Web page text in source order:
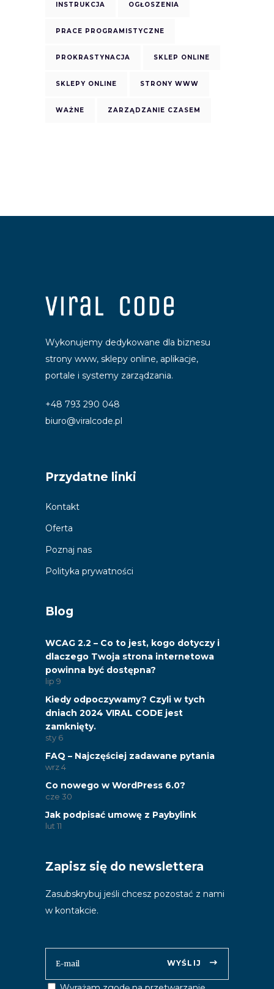
INSTRUKCJA OGŁOSZENIA
PRACE PROGRAMISTYCZNE
PROKRASTYNACJA SKLEP ONLINE
SKLEPY ONLINE STRONY WWW
WAŻNE ZARZĄDZANIE CZASEM
Wykonujemy dedykowane dla biznesu
strony www, sklepy online, aplikacje,
portale i systemy zarządzania.
+48 793 290 048
biuro@viralcode.pl
Przydatne linki
Kontakt
Oferta
Poznaj nas
Polityka prywatności
Blog
WCAG 2.2 – Co to jest, kogo dotyczy i
dlaczego Twoja strona internetowa
powinna być dostępna?
lip 9
Kiedy odpoczywamy? Czyli w tych
dniach 2024 VIRAL CODE jest
zamknięty.
sty 6
FAQ – Najczęściej zadawane pytania
wrz4
Co nowego w WordPress 6.0?
cze 30
Jak podpisać umowę z Paybylink
lut 11
Zapisz się do newslettera
Zasubskrybuj jeśli chcesz pozostać z nami
w kontakcie.
WYŚLIJ